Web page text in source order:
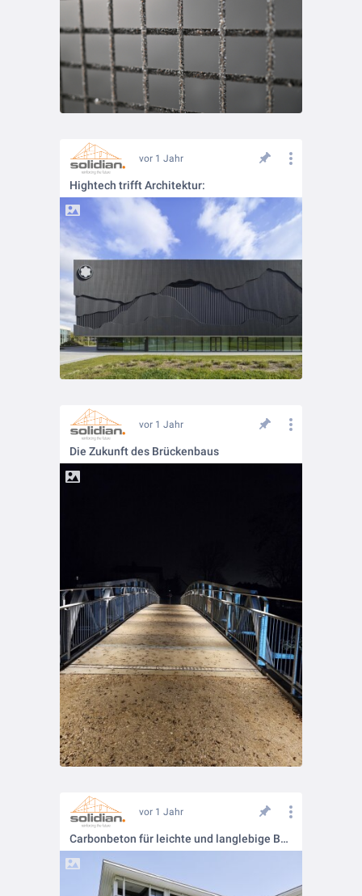
vor 1 Jahr
Hightech trifft Architektur:
vor 1 Jahr
Die Zukunft des Brückenbaus
vor 1 Jahr
Carbonbeton für leichte und langlebige Balkone!